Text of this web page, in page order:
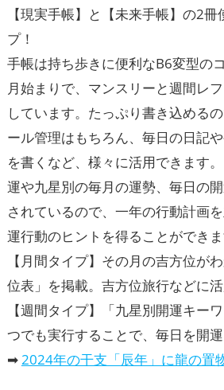
【現実手帳】と【未来手帳】の2
プ！
手帳は持ち歩きに便利なB6変型の
月始まりで、マンスリーと週間レ
しています。たっぷり書き込める
ール管理はもちろん、毎日の日記
を書くなど、様々に活用できます
運や九星別の毎月の運勢、毎日の
されているので、一年の行動計画
運行動のヒントを得ることができま
【月間タイプ】その月の吉方位が
位表」を掲載。吉方位旅行などに活
【週間タイプ】「九星別開運キー
つでも実行することで、毎日を開運
➡2024年の干支「辰年」に龍の置